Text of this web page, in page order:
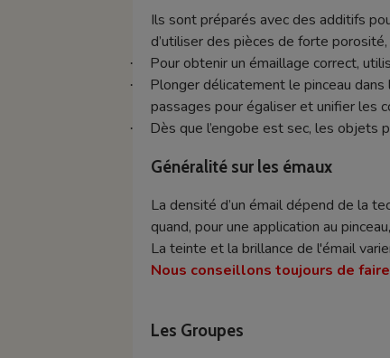
Ils sont préparés avec des additifs
d’utiliser des pièces de forte
· Pour obtenir un émaillage correct,
·
Plonger délicatement le pinceau
passages pour égaliser et unifier les
· Dès que l’engobe est sec, les objets
Généralité sur les émaux
La densité d’un émail dépend de la
quand, pour une application au
La teinte et la brillance de l'émail
Nous conseillons toujours de
Les Groupes